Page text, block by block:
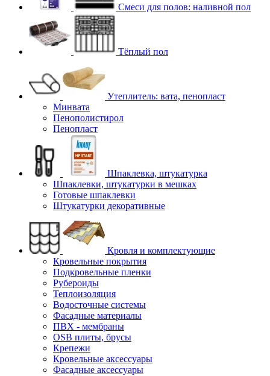
Смеси для полов: наливной пол
Тёплый пол
Утеплитель: вата, пенопласт
Минвата
Пенополистирол
Пенопласт
Шпаклевка, штукатурка
Шпаклевки, штукатурки в мешках
Готовые шпаклевки
Штукатурки декоративные
Кровля и комплектующие
Кровельные покрытия
Подкровельные пленки
Рубероиды
Теплоизоляция
Водосточные системы
Фасадные материалы
ПВХ - мембраны
OSB плиты, брусы
Крепежи
Кровельные аксессуары
Фасадные аксессуары